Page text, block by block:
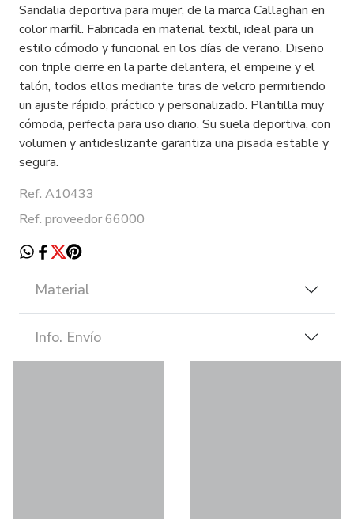
Sandalia deportiva para mujer, de la marca Callaghan en
color marfil. Fabricada en material textil, ideal para un
estilo cómodo y funcional en los días de verano. Diseño
con triple cierre en la parte delantera, el empeine y el
talón, todos ellos mediante tiras de velcro permitiendo
un ajuste rápido, práctico y personalizado. Plantilla muy
cómoda, perfecta para uso diario. Su suela deportiva, con
volumen y antideslizante garantiza una pisada estable y
segura.
Ref. A10433
Ref. proveedor 66000
Material
Info. Envío